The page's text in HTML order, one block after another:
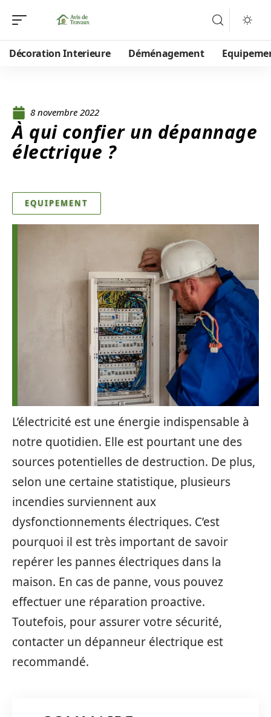
Décoration Interieure Déménagement
8 novembre 2022
À qui confier un dépannage
électrique ?
EQUIPEMENT
L’électricité est une énergie indispensable à
notre quotidien. Elle est pourtant une des
sources potentielles de destruction. De plus,
selon une certaine statistique, plusieurs
incendies surviennent aux
dysfonctionnements électriques. C’est
pourquoi il est très important de savoir
repérer les pannes électriques dans la
maison. En cas de panne, vous pouvez
effectuer une réparation proactive.
Toutefois, pour assurer votre sécurité,
contacter un dépanneur électrique est
recommandé.